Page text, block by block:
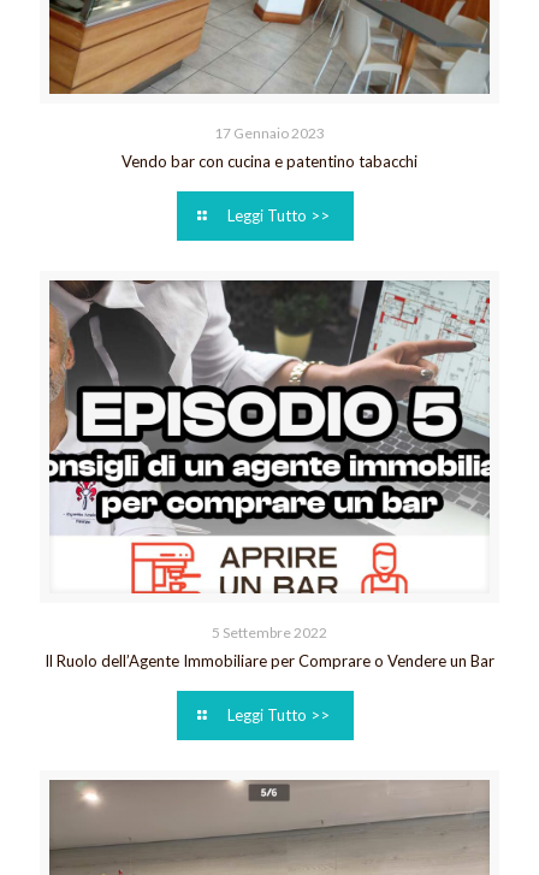
17 Gennaio 2023
Vendo bar con cucina e patentino tabacchi
Leggi Tutto >>
5 Settembre 2022
Il Ruolo dell’Agente Immobiliare per Comprare o Vendere un Bar
Leggi Tutto >>